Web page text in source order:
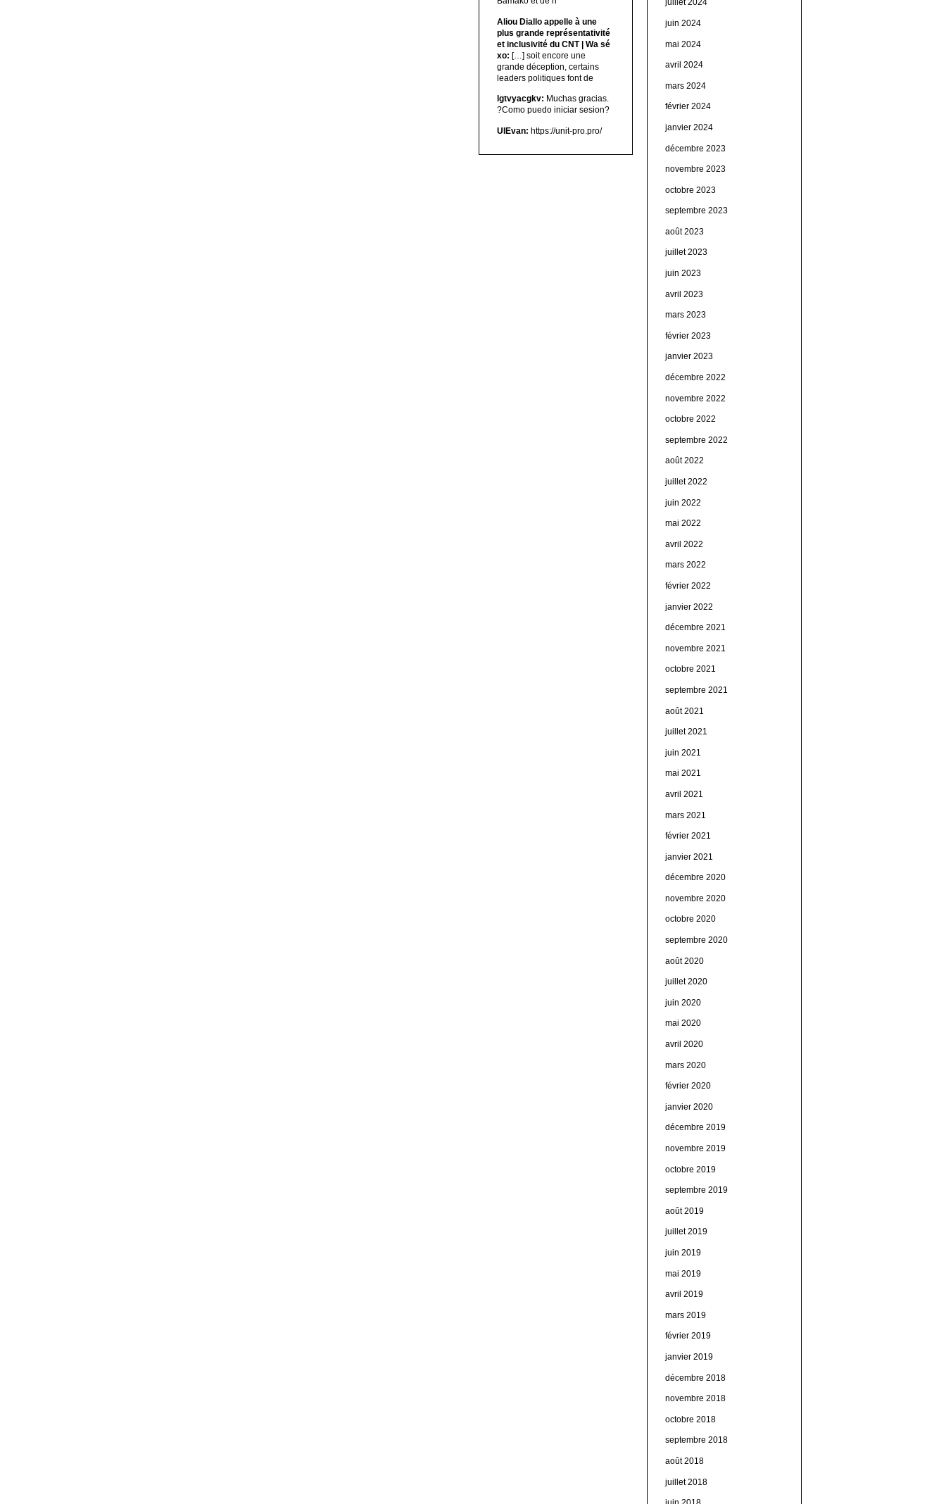
Aliou Diallo appelle à une
plus grande représentativité
et inclusivité du CNT | Wa sé
xo: […] soit encore une
grande déception, certains
leaders politiques font de
lgtvyacgkv: Muchas gracias.
?Como puedo iniciar sesion?
UIEvan: https://unit-pro.pro/
juillet 2024
juin 2024
mai 2024
avril 2024
mars 2024
février 2024
janvier 2024
décembre 2023
novembre 2023
octobre 2023
septembre 2023
août 2023
juillet 2023
juin 2023
avril 2023
mars 2023
février 2023
janvier 2023
décembre 2022
novembre 2022
octobre 2022
septembre 2022
août 2022
juillet 2022
juin 2022
mai 2022
avril 2022
mars 2022
février 2022
janvier 2022
décembre 2021
novembre 2021
octobre 2021
septembre 2021
août 2021
juillet 2021
juin 2021
mai 2021
avril 2021
mars 2021
février 2021
janvier 2021
décembre 2020
novembre 2020
octobre 2020
septembre 2020
août 2020
juillet 2020
juin 2020
mai 2020
avril 2020
mars 2020
février 2020
janvier 2020
décembre 2019
novembre 2019
octobre 2019
septembre 2019
août 2019
juillet 2019
juin 2019
mai 2019
avril 2019
mars 2019
février 2019
janvier 2019
décembre 2018
novembre 2018
octobre 2018
septembre 2018
août 2018
juillet 2018